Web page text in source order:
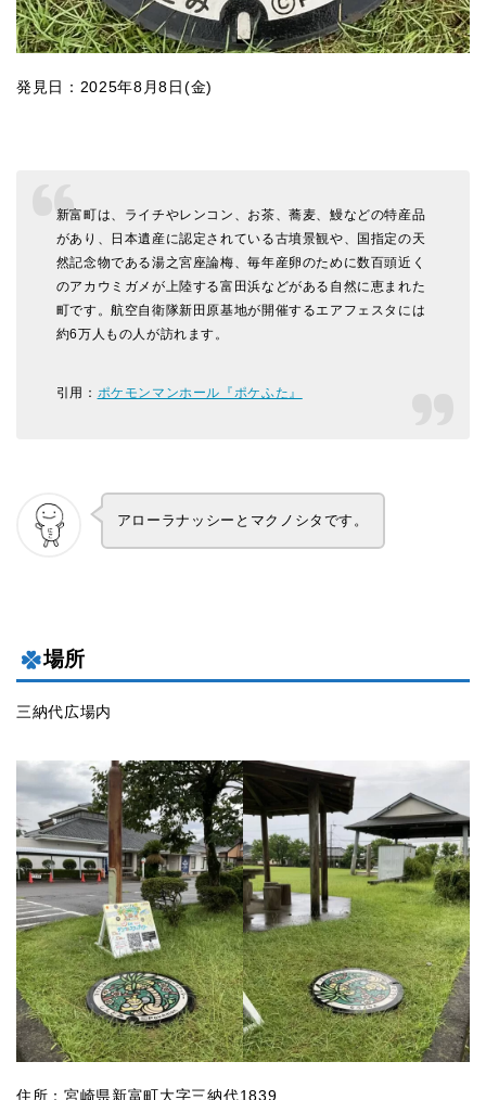
発見日：2025年8月8日(金)
新富町は、ライチやレンコン、お茶、蕎麦、鰻などの特産品
があり、日本遺産に認定されている古墳景観や、国指定の天
然記念物である湯之宮座論梅、毎年産卵のために数百頭近く
のアカウミガメが上陸する富田浜などがある自然に恵まれた
町です。航空自衛隊新田原基地が開催するエアフェスタには
約6万人もの人が訪れます。
引用： ポケモンマンホール『ポケふた』
アローラナッシーとマクノシタです。
場所
三納代広場内
住所：宮崎県新富町大字三納代1839